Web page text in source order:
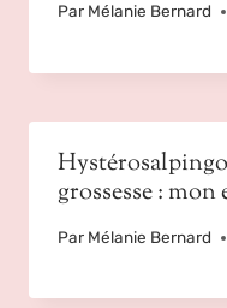
Par Mélanie Bernard
grossesse :
Par Mélanie Bernard